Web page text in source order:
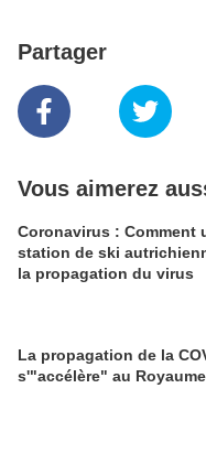
Partager
Vous aimerez
Coronavirus : Comment
station de ski
la propagation du virus
La propagation de la
s'"accélère" au